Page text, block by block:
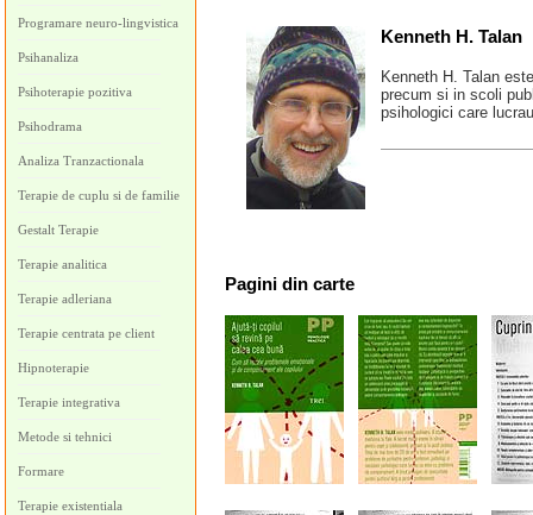
Programare neuro-lingvistica
Psihanaliza
Psihoterapie pozitiva
Psihodrama
Analiza Tranzactionala
Terapie de cuplu si de familie
Gestalt Terapie
Terapie analitica
Terapie adleriana
Terapie centrata pe client
Hipnoterapie
Terapie integrativa
Metode si tehnici
Formare
Terapie existentiala
Kenneth H. Talan
Kenneth H. Talan
precum si in scoli
psihologici care
Pagini din carte